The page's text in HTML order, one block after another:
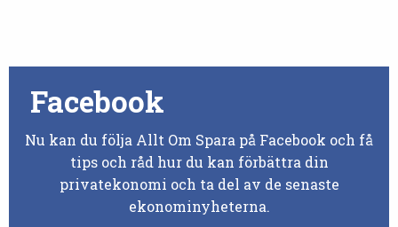
Facebook
Nu kan du följa Allt Om Spara på Facebook och få
tips och råd hur du kan förbättra din
privatekonomi och ta del av de senaste
ekonominyheterna.